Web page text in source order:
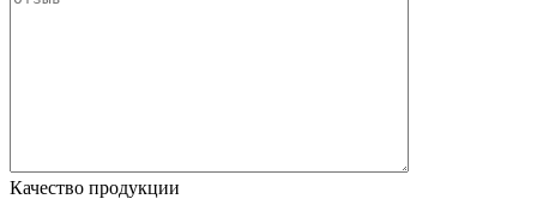
Качество продукции